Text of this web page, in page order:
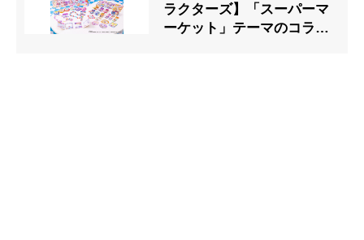
ラクターズ】「スーパーマ
ーケット」テーマのコラボ